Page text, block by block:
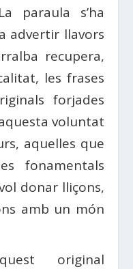
paraula s’ha
advertir llavors
recupera,
les frases
forjades
voluntat
aquelles que
fonamentals
donar lliçons,
amb un món
original